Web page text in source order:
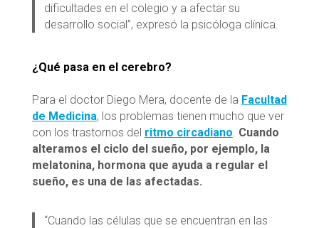
dificultades en el colegio y a afectar su
desarrollo social”, expresó la psicóloga clínica.
¿Qué pasa en el cerebro?
Para el doctor Diego Mera, docente de la Facultad
de Medicina, los problemas tienen mucho que ver
con los trastornos del ritmo circadiano Cuando
alteramos el ciclo del sueño, por ejemplo, la
melatonina, hormona que ayuda a regular el
sueño, es una de las afectadas.
“Cuando las células que se encuentran en las